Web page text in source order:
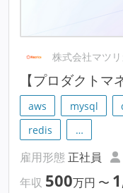
株式会社マツリ
【プロダクトマ
aws mysql
redis
…
雇用形態 正社員
年収 500万円 〜